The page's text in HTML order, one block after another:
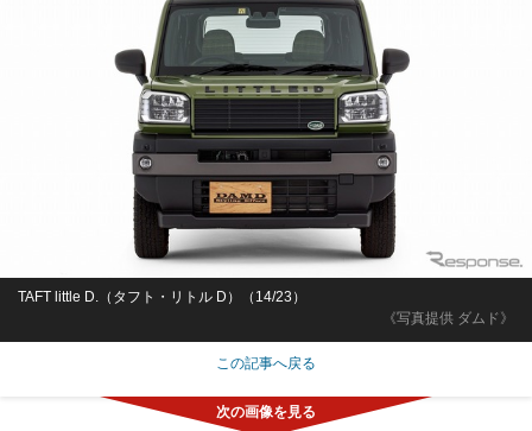
《写真提供 ダムド》
TAFT little D.（タフト・リトル D）（14/23）
この記事へ戻る